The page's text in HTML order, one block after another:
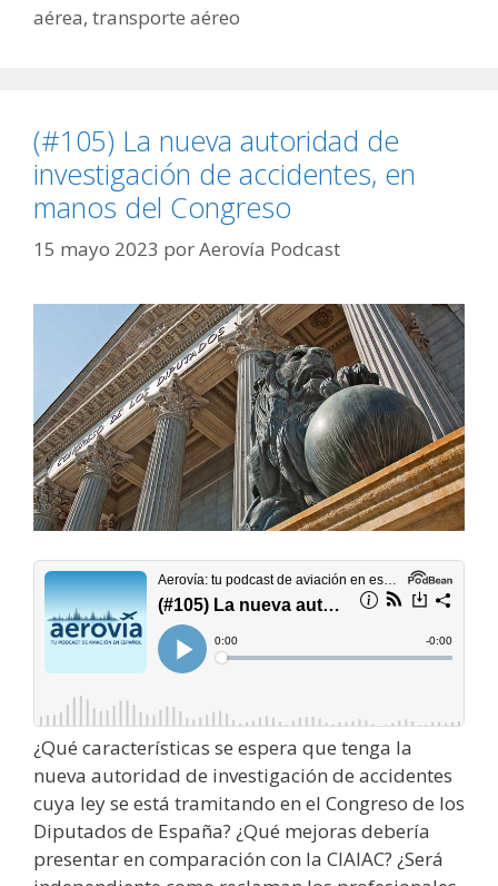
aérea, transporte aéreo
(#105) La nueva autoridad de
investigación de accidentes, en
manos del Congreso
15 mayo 2023 porAerovía Podcast
¿Qué características se espera que tenga la
nueva autoridad de investigación de accidentes
cuya ley se está tramitando en el Congreso de los
Diputados de España? ¿Qué mejoras debería
presentar en comparación con la CIAIAC? ¿Será